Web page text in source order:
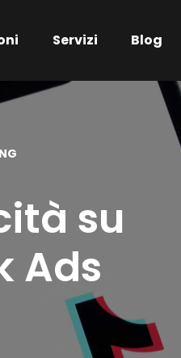
Servizi Blog
su
Ads